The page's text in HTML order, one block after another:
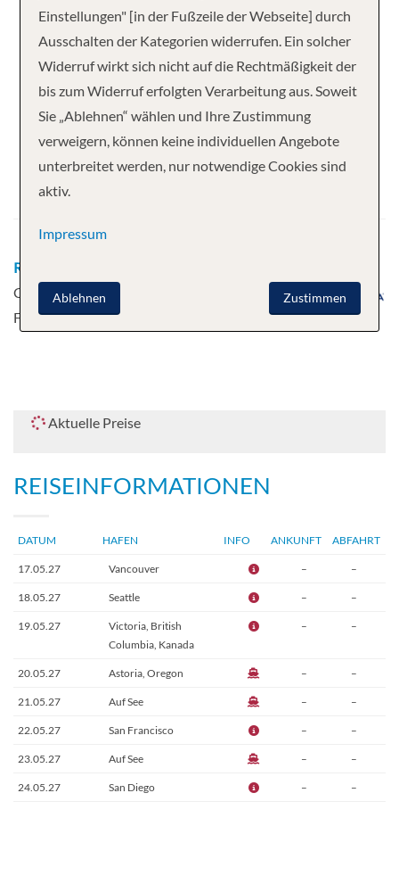
Ihre Kreuzfahrt
7 NächteAzamara Quest
Abfahrt
Route
Columbia, Kanada - Astoria, Oregon - San
Francisco - San Diego
Aktuelle Preise
REISEINFORMATIONEN
DATUM HAFEN INFO ANKUNFT ABFAHRT
17.05.27 Vancouver – –
18.05.27 Seattle – –
19.05.27
Victoria, British
Columbia, Kanada
– –
20.05.27 Astoria, Oregon – –
21.05.27 Auf See – –
22.05.27 San Francisco – –
23.05.27 Auf See – –
24.05.27 San Diego – –
Einstellungen" [in der Fußzeile der Webseite] durch
Ausschalten der Kategorien widerrufen. Ein solcher
Widerruf wirkt sich nicht auf die Rechtmäßigkeit der
bis zum Widerruf erfolgten Verarbeitung aus. Soweit
Sie „Ablehnen“ wählen und Ihre Zustimmung
verweigern, können keine individuellen Angebote
unterbreitet werden, nur notwendige Cookies sind
aktiv.
Impressum
Zustimmen
Ablehnen